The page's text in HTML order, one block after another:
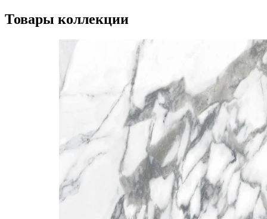
Товары коллекции